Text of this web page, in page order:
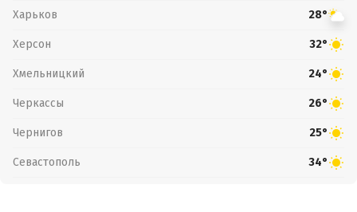
Харьков 28°
Херсон 32°
Хмельницкий 24°
Черкассы 26°
Чернигов 25°
Севастополь 34°